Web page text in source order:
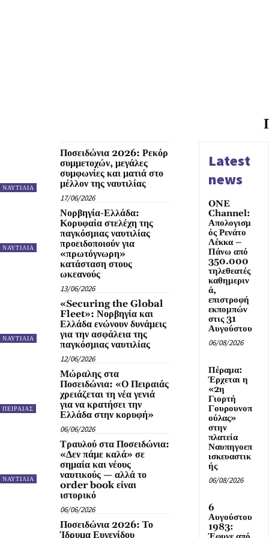
ΝΑΥΤΙΛΙΑ
Ποσειδώνια 2026: Ρεκόρ
συμμετοχών, μεγάλες
συμφωνίες και ματιά στο
μέλλον της ναυτιλίας
17/06/2026
ΝΑΥΤΙΛΙΑ
Νορβηγία-Ελλάδα:
Κορυφαία στελέχη της
παγκόσμιας ναυτιλίας
προειδοποιούν για
«πρωτόγνωρη»
κατάσταση στους
ωκεανούς
13/06/2026
ΝΑΥΤΙΛΙΑ
«Securing the Global
Fleet»: Νορβηγία και
Ελλάδα ενώνουν δυνάμεις
για την ασφάλεια της
παγκόσμιας ναυτιλίας
12/06/2026
ΠΕΙΡΑΙΑΣ
Μώραλης στα
Ποσειδώνια: «Ο Πειραιάς
χρειάζεται τη νέα γενιά
για να κρατήσει την
Ελλάδα στην κορυφή»
06/06/2026
ΝΑΥΤΙΛΙΑ
Τραυλού στα Ποσειδώνια:
«Δεν πάμε καλά» σε
σημαία και νέους
ναυτικούς — αλλά το
order book είναι
ιστορικό
06/06/2026
Ποσειδώνια 2026: Το
Ίδρυμα Ευγενίδου
Latest
news
ONE
Channel:
Απολογισμ
ός Ρενάτο
Λέκκα –
Πάνω από
350.000
τηλεθεατές
καθημεριν
ά,
επιστροφή
εκπομπών
στις 31
Αυγούστου
06/08/2026
Πέραμα:
Έρχεται η
«2η
Γιορτή
Γουρουνοπ
ούλας»
στην
πλατεία
Ναυπηγοεπ
ισκευαστικ
ής
06/08/2026
6
Αυγούστου
1983: